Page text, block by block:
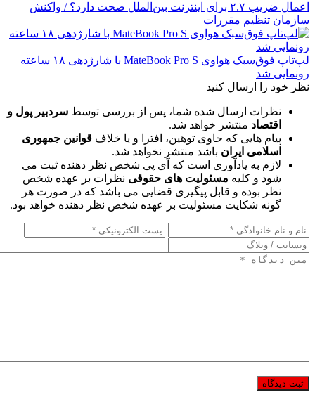
اعمال ضریب ۲.۷ برای اینترنت بین‌الملل صحت دارد؟ / واکنش
سازمان تنظیم مقررات
لپ‌تاپ فوق‌سبک هواوی MateBook Pro S با شارژدهی ۱۸ ساعته
رونمایی شد
نظر خود را ارسال کنید
نظرات ارسال شده شما، پس از بررسی توسط سردبیر پول و
اقتصاد منتشر خواهد شد.
پیام هایی که حاوی توهین، افترا و یا خلاف قوانین جمهوری
اسلامی ایران باشد منتشر نخواهد شد.
لازم به یادآوری است که آی پی شخص نظر دهنده ثبت می
شود و کلیه مسئولیت های حقوقی نظرات بر عهده شخص
نظر بوده و قابل پیگیری قضایی می باشد که در صورت هر
گونه شکایت مسئولیت بر عهده شخص نظر دهنده خواهد بود.